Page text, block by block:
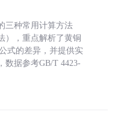
三种常用计算方法
），重点解析了黄铜
式的差异，并提供实
数据参考GB/T 4423-